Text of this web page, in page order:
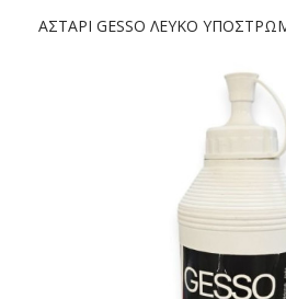
ΑΣΤΑΡΙ GESSO ΛΕΥΚΟ